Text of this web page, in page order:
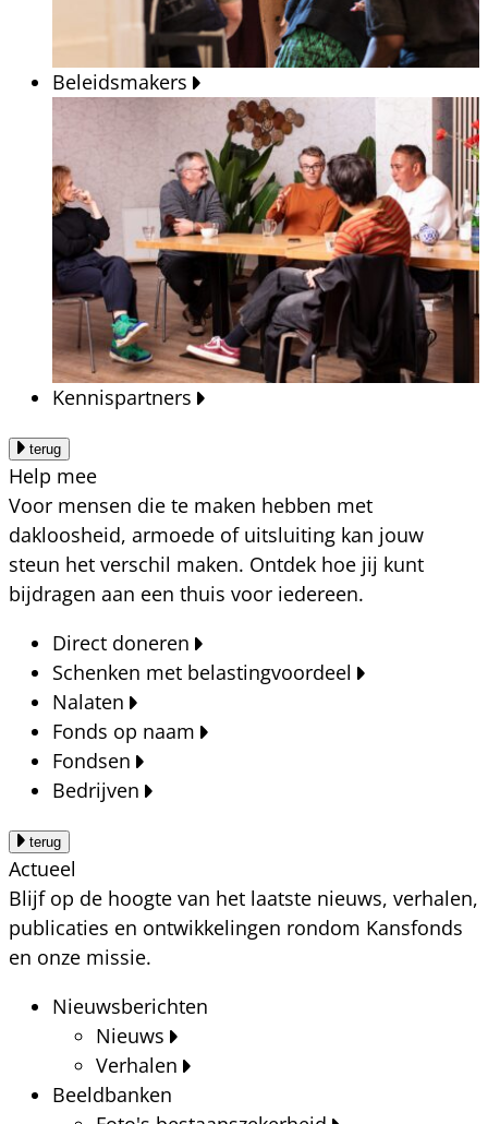
Beleidsmakers
Kennispartners
terug
Help mee
Voor mensen die te maken hebben met
dakloosheid, armoede of uitsluiting kan jouw
steun het verschil maken. Ontdek hoe jij kunt
bijdragen aan een thuis voor iedereen.
Direct doneren
Schenken met belastingvoordeel
Nalaten
Fonds op naam
Fondsen
Bedrijven
terug
Actueel
Blijf op de hoogte van het laatste nieuws, verhalen,
publicaties en ontwikkelingen rondom Kansfonds
en onze missie.
Nieuwsberichten
Nieuws
Verhalen
Beeldbanken